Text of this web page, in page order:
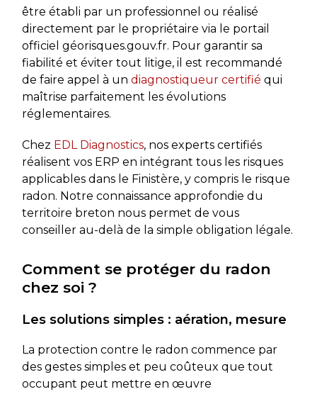
être établi par un professionnel ou réalisé
directement par le propriétaire via le portail
officiel géorisques.gouv.fr. Pour garantir sa
fiabilité et éviter tout litige, il est recommandé
de faire appel à un diagnostiqueur certifié qui
maîtrise parfaitement les évolutions
réglementaires.
Chez EDL Diagnostics, nos experts certifiés
réalisent vos ERP en intégrant tous les risques
applicables dans le Finistère, y compris le risque
radon. Notre connaissance approfondie du
territoire breton nous permet de vous
conseiller au-delà de la simple obligation légale.
Comment se protéger du radon
chez soi ?
Les solutions simples : aération, mesure
La protection contre le radon commence par
des gestes simples et peu coûteux que tout
occupant peut mettre en œuvre